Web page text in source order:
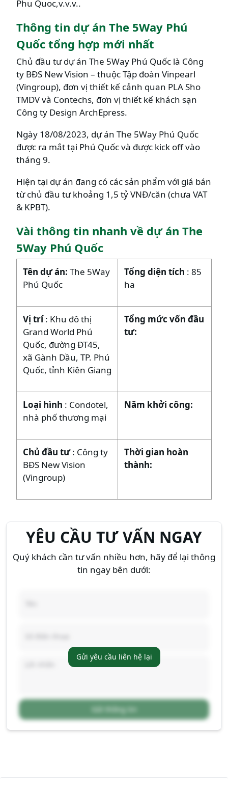
Phu Quoc,v.v.v..
Thông tin dự án The 5Way Phú
Quốc tổng hợp mới nhất
Chủ đầu tư dự án The 5Way Phú Quốc là Công
ty BĐS New Vision – thuộc Tập đoàn Vinpearl
(Vingroup), đơn vị thiết kế cảnh quan PLA Sho
TMDV và Contechs, đơn vị thiết kế khách sạn
Công ty Design ArchEpress.
Ngày 18/08/2023, dự án The 5Way Phú Quốc
được ra mắt tại Phú Quốc và được kick off vào
tháng 9.
Hiện tại dự án đang có các sản phẩm với giá bán
từ chủ đầu tư khoảng 1,5 tỷ VNĐ/căn (chưa VAT
& KPBT).
Vài thông tin nhanh về dự án The
5Way Phú Quốc
Tên dự án: The 5Way
Phú Quốc
Tổng diện tích : 85
ha
Vị trí: Khu đô thị
Grand World Phú
Quốc, đường ĐT45,
xã Gành Dầu, TP. Phú
Quốc, tỉnh Kiên Giang
Tổng mức vốn đầu
tư:
Loại hình : Condotel,
nhà phố thương mại
Năm khởi công:
Chủ đầu tư: Công ty
BĐS New Vision
(Vingroup)
Thời gian hoàn
thành:
YÊU CẦU TƯ VẤN NGAY
Quý khách cần tư vấn nhiều hơn, hãy để lại thông
tin ngay bên dưới:
Gửi thông tin
Gửi yêu cầu liên hệ lại